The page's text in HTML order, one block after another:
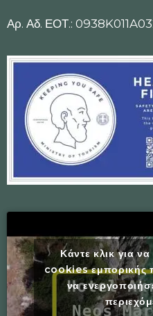
Αρ. Αδ. ΕΟΤ.:
Κάντε κλικ για να
cookies εμπορικής
να